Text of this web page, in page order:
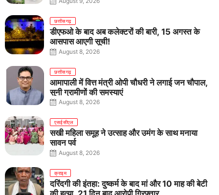
छत्तीसगढ़
डीएफओ के बाद अब कलेक्टरों की बारी, 15 अगस्त के
आसपास आएगी सूची!
August 8, 2026
छत्तीसगढ़
आमापाली में वित्त मंत्री ओपी चौधरी ने लगाई जन चौपाल,
सुनी ग्रामीणों की समस्याएं
August 8, 2026
एसईसीएल
सखी महिला समूह ने उत्साह और उमंग के साथ मनाया
सावन पर्व
August 8, 2026
क्राइम
दरिंदगी की इंतहा: दुष्कर्म के बाद मां और 10 माह की बेटी